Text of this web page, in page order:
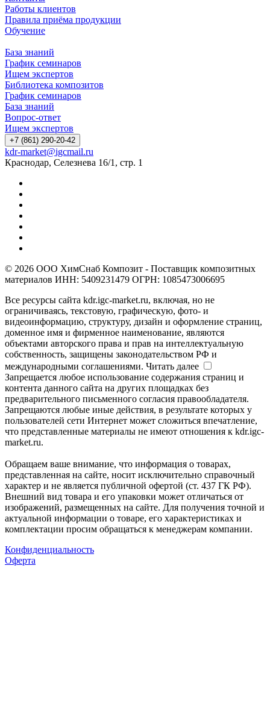
Работы клиентов
Правила приёма продукции
Обучение
База знаний
График семинаров
Ищем экспертов
Библиотека композитов
График семинаров
База знаний
Вопрос-ответ
Ищем экспертов
+7 (861) 290-20-42
kdr-market@igcmail.ru
Краснодар, Селезнева 16/1, стр. 1
© 2026 ООО ХимСнаб Композит - Поставщик композитных
материалов ИНН: 5409231479 ОГРН: 1085473006695
Все ресурсы сайта kdr.igc-market.ru, включая, но не
ограничиваясь, текстовую, графическую, фото- и
видеоинформацию, структуру, дизайн и оформление страниц,
доменное имя и фирменное наименование, являются
объектами авторского права и прав на интеллектуальную
собственность, защищены законодательством РФ и
международными соглашениями. Читать далее
Запрещается любое использование содержания страниц и
контента данного сайта на других площадках без
предварительного письменного согласия правообладателя.
Запрещаются любые иные действия, в результате которых у
пользователей сети Интернет может сложиться впечатление,
что представленные материалы не имеют отношения к kdr.igc-
market.ru.
Обращаем ваше внимание, что информация о товарах,
представленная на сайте, носит исключительно справочный
характер и не является публичной офертой (ст. 437 ГК РФ).
Внешний вид товара и его упаковки может отличаться от
изображений, размещенных на сайте. Для получения точной и
актуальной информации о товаре, его характеристиках и
комплектации просим обращаться к менеджерам компании.
Конфиденциальность
Оферта